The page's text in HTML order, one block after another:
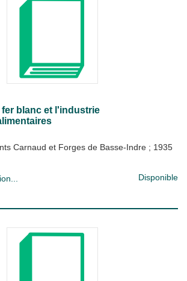
blanc et l'industrie
Carnaud et Forges de Basse-Indre ; 1935
Disponible